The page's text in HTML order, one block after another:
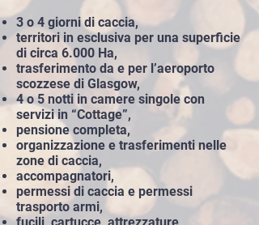
3 o 4 giorni di caccia,
territori in esclusiva per una superficie
di circa 6.000 Ha,
trasferimento da e per l’aeroporto
scozzese di Glasgow,
4 o5 notti in camere singole con
servizi in “Cottage”,
pensione completa,
organizzazione e trasferimenti nelle
zone di caccia,
accompagnatori,
permessi di caccia e permessi
trasporto armi,